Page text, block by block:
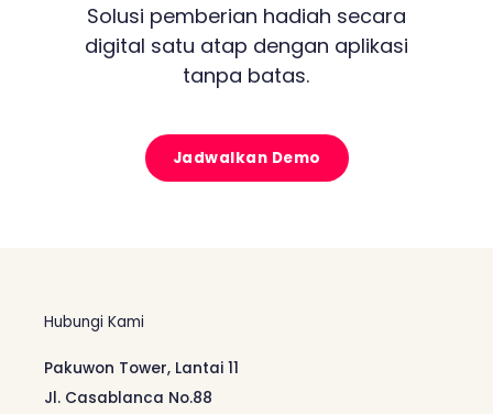
Solusi pemberian hadiah secara
digital satu atap dengan aplikasi
tanpa batas.
Jadwalkan Demo
Hubungi Kami
Pakuwon Tower, Lantai 11
Jl. Casablanca No.88